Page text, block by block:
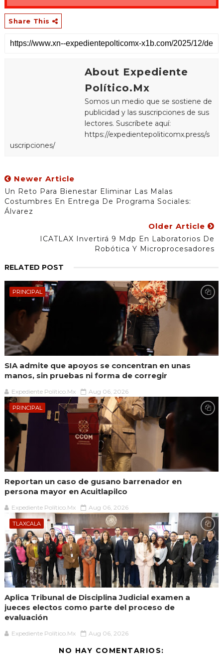
Share This
About Expediente
Político.Mx
Somos un medio que se sostiene de
publicidad y las suscripciones de sus
lectores. Suscríbete aquí:
https://expedientepoliticomx.press/s
uscripciones/
Newer Article
Un Reto Para Bienestar Eliminar Las Malas
Costumbres En Entrega De Programa Sociales:
Álvarez
Older Article
ICATLAX Invertirá 9 Mdp En Laboratorios De
Robótica Y Microprocesadores
RELATED POST
PRINCIPAL
SIA admite que apoyos se concentran en unas
manos, sin pruebas ni forma de corregir
Expediente Político.Mx Aug 06, 2026
PRINCIPAL
Reportan un caso de gusano barrenador en
persona mayor en Acuitlapilco
Expediente Político.Mx Aug 06, 2026
TLAXCALA
Aplica Tribunal de Disciplina Judicial examen a
jueces electos como parte del proceso de
evaluación
Expediente Político.Mx Aug 06, 2026
NO HAY COMENTARIOS: